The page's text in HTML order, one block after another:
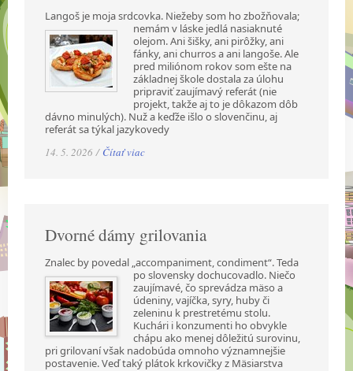
Langoš je moja srdcovka. Niežeby som ho zbožňovala;
nemám v láske jedlá nasiaknuté
olejom. Ani šišky, ani pirôžky, ani
fánky, ani churros a ani langoše. Ale
pred miliónom rokov som ešte na
základnej škole dostala za úlohu
pripraviť zaujímavý referát (nie
projekt, takže aj to je dôkazom dôb
dávno minulých). Nuž a keďže išlo o slovenčinu, aj
referát sa týkal jazykovedy
14. 5. 2026 / Čítať viac
Dvorné dámy grilovania
Znalec by povedal „accompaniment, condiment“. Teda
po slovensky dochucovadlo. Niečo
zaujímavé, čo sprevádza mäso a
údeniny, vajíčka, syry, huby či
zeleninu k prestretému stolu.
Kuchári i konzumenti ho obvykle
chápu ako menej dôležitú surovinu,
pri grilovaní však nadobúda omnoho významnejšie
postavenie. Veď taký plátok krkovičky z Mäsiarstva